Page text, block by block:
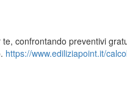
confrontando preventivi
https://www.ediliziapoint.it/